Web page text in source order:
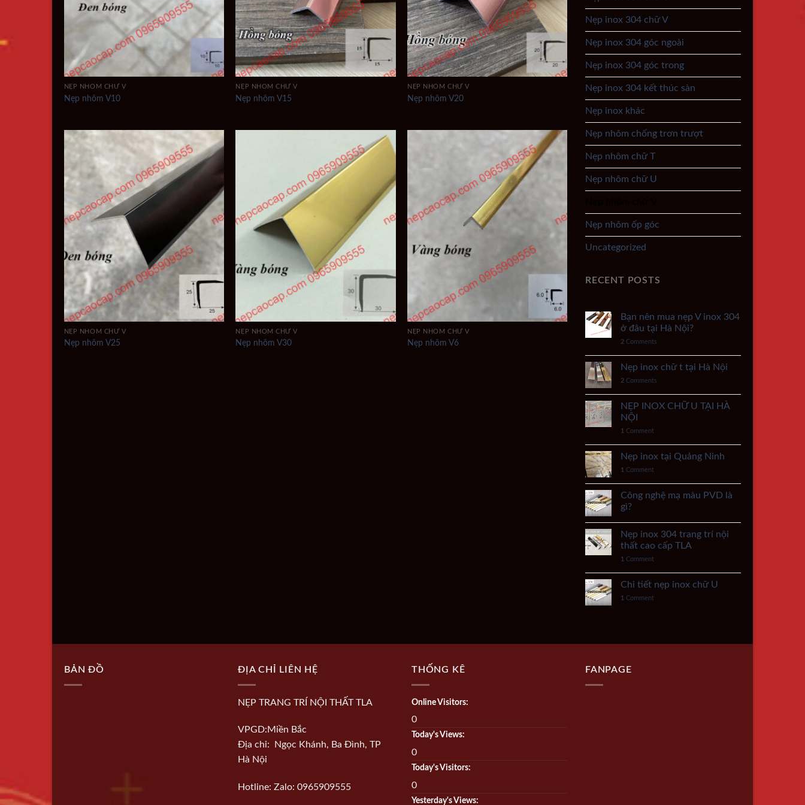
NẸP NHÔM CHỮ V
Nẹp nhôm V10
NẸP NHÔM CHỮ V
Nẹp nhôm V15
NẸP NHÔM CHỮ V
Nẹp nhôm V20
NẸP NHÔM CHỮ V
Nẹp nhôm V25
NẸP NHÔM CHỮ V
Nẹp nhôm V30
NẸP NHÔM CHỮ V
Nẹp nhôm V6
Nẹp inox 304 chữ V
Nẹp inox 304 góc ngoài
Nẹp inox 304 góc trong
Nẹp inox 304 kết thúc sàn
Nẹp inox khác
Nẹp nhôm chống trơn trượt
Nẹp nhôm chữ T
Nẹp nhôm chữ U
Nẹp nhôm ốp góc
Uncategorized
RECENT POSTS
Bạn nên mua nẹp V inox 304
ở đâu tại Hà Nội?
2 Comments
Nẹp inox chữ t tại Hà Nội
2 Comments
NẸP INOX CHỮ U TẠI HÀ
NỘI
1 Comment
Nẹp inox tại Quảng Ninh
1 Comment
Công nghệ mạ màu PVD là
gì?
Nẹp inox 304 trang trí nội
thất cao cấp TLA
1 Comment
Chi tiết nẹp inox chữ U
1 Comment
BẢN ĐỒ ĐỊA CHỈ LIÊN HỆ
NẸP TRANG TRÍ NỘI THẤT TLA
VPGD:Miền Bắc
Địa chỉ: Ngọc Khánh, Ba Đình, TP
Hà Nội
Hotline: Zalo: 0965909555
THỐNG KÊ
Online Visitors:
0
Today's Views:
0
Today's Visitors:
0
Yesterday's Views:
FANPAGE